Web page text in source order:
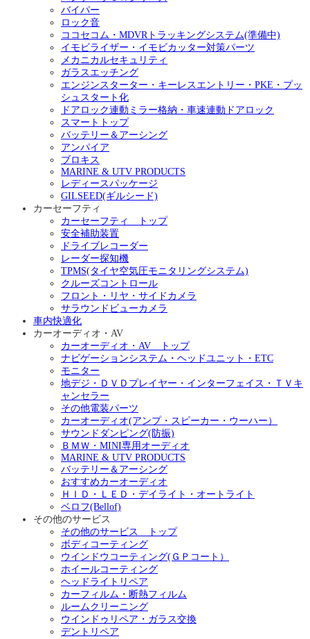
バイパー
ロック音
ココセコム・MDVRトラッキングシステム(準備中)
イモビライザー・イモビカッター対策パーツ
メカニカルセキュリティ
ガラスエッチング
エンジンスターター・キーレスエントリー・PKE・プッ
シュスタート化
ドアロック連動ミラー格納・車速連動ドアロック
スマートトップ
バッテリー＆アーシング
アンパイア
ブロキス
MARINE & UTV PRODUCTS
レディースパッケージ
GILSEED(ギルシード)
カーセーフティ
カーセーフティ トップ
安全補助装置
ドライブレコーダー
レーダー探知機
TPMS(タイヤ空気圧モニタリングシステム)
クルーズコントロール
フロント・リヤ・サイドカメラ
サラウンドビューカメラ
車内快適化
カーオーディオ・AV
カーオーディオ・AV トップ
ナビゲーションシステム・ヘッドユニット・ETC
モニター
地デジ・ＤＶＤプレイヤー・インターフェイス・ＴＶキ
ャンセラー
その他電装パーツ
カーオーディオ(アンプ・スピーカー・ウーハー）
サウンドダンピング(防振)
ＢＭＷ・MINI専用オーディオ
MARINE & UTV PRODUCTS
バッテリー＆アーシング
おすすめカーオーディオ
ＨＩＤ・ＬＥＤ・デイライト・オートライト
ベロフ(Bellof)
その他のサービス
その他のサービス トップ
ボディコーティング
ウインドウコーティング(ＧＰコート）
ホイールコーティング
ヘッドライトリペア
カーフィルム・断熱フィルム
ルームクリーニング
ウインドゥリペア・ガラス交換
デントリペア